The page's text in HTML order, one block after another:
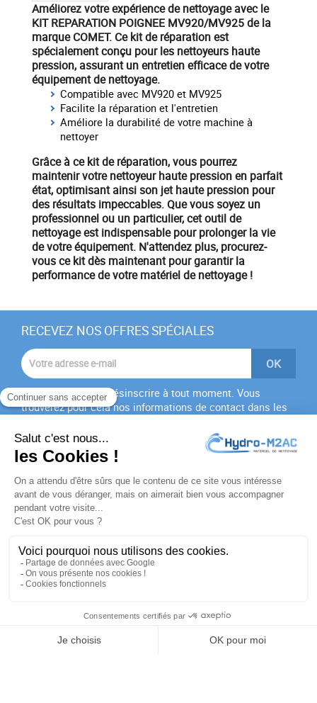
Améliorez votre expérience de nettoyageavec le
KIT REPARATION POIGNEE MV920/MV925de la
marqueCOMET. Ce kit de réparation est
spécialement conçu pour les nettoyeurs haute
pression, assurant un entretien efficace de votre
équipement de nettoyage.
Compatible avec MV920 et MV925
Facilite la réparation et l'entretien
Améliore la durabilité de votre machine à
nettoyer
Grâce à cekit de réparation, vous pourrez
maintenir votre nettoyeur haute pression en parfait
état, optimisant ainsi son jet haute pression pour
des résultats impeccables. Que vous soyez un
professionnel ou un particulier, cetoutil de
nettoyageest indispensable pour prolonger la vie
de votre équipement. N'attendez plus, procurez-
vous ce kit dès maintenantpour garantir la
performance de votre matériel de nettoyage !
RECEVEZ NOS OFFRES SPÉCIALES
Vous pouvez vous désinscrire à tout moment. Vous
trouverez pour cela nos informations de contact dans les
J'accepte lesconditions générales
politique de
confidentialité
PRODUITS
NOTRE SOCIÉTÉ
VOTRE COMPTE